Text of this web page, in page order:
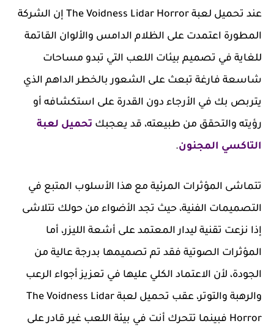
عند تحميل لعبة The Voidness Lidar Horror إن الشركة
المطورة اعتمدت على الظلام الدامس والألوان القاتمة
للغاية في تصميم بيئات اللعب التي تبدو مساحات
شاسعة فارغة تبعث على الشعور بالخطر الداهم الذي
يتربص بك في الأرجاء دون القدرة على استكشافه أو
رؤيته والتحقق من طبيعته، قد يعجبك تحميل لعبة
التاكسي المجنون.
تتماشى المؤثرات المرئية مع هذا الأسلوب المتبع في
التصميمات الفنية، حيث تجد الأضواء من حولك تتلاشى
إذا نزعت تقنية ليدار المعتمد على أشعة الليزر، أما
المؤثرات الصوتية فقد تم تصميمها بدرجة عالية من
الجودة، لأن الاعتماد الكلي عليها في تعزيز أجواء الرعب
والرهبة والتوتر، عقب تحميل لعبة The Voidness Lidar
Horror فبينما تتحرك أنت في بيئة اللعب غير قادر على